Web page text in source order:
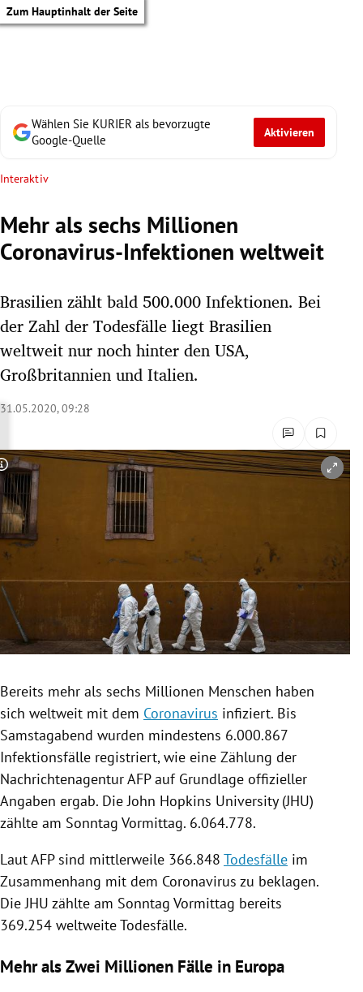
Zum Hauptinhalt der Seite
Untermenü
Untermenü
Untermenü
Untermenü
Untermenü
Untermenü
Untermenü
Untermenü
Untermenü
Wählen Sie KURIER als bevorzugte
Google-Quelle
Aktivieren
Interaktiv
Mehr als sechs Millionen
Coronavirus-Infektionen weltweit
Brasilien zählt bald 500.000 Infektionen. Bei
der Zahl der Todesfälle liegt Brasilien
weltweit nur noch hinter den USA,
Großbritannien und Italien.
31.05.2020, 09:28
Copyright-Hinweis öffnen/schließen
Bereits mehr als sechs Millionen Menschen haben
sich weltweit mit dem Coronavirus infiziert. Bis
Samstagabend wurden mindestens 6.000.867
Infektionsfälle registriert, wie eine Zählung der
Nachrichtenagentur AFPauf Grundlage offizieller
Angaben ergab. Die John Hopkins University (JHU)
zählte am Sonntag Vormittag. 6.064.778.
Laut AFP sind mittlerweile 366.848 Todesfälle im
Zusammenhang mit dem Coronavirus zu beklagen.
Die JHU zählte am Sonntag Vormittag bereits
369.254 weltweiteTodesfälle.
Mehr als Zwei Millionen Fälle in Europa